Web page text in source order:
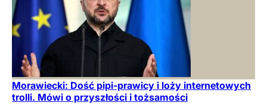
Morawiecki: Dość pipi-prawicy i loży internetowych
trolli. Mówi o przyszłości i tożsamości